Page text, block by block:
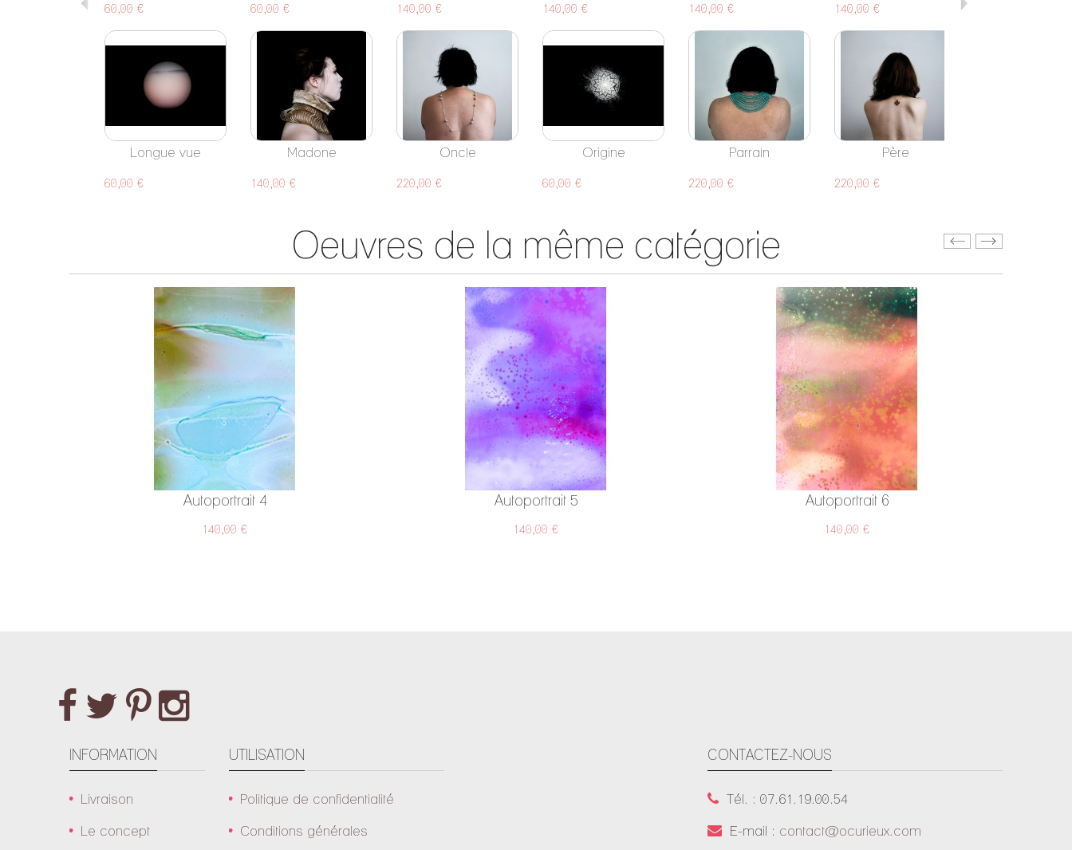
60,00 € 60,00 € 140,00 € 140,00 € 140,00 € 140,00 €
Longue vue
60,00 €
Madone
140,00 €
Oncle
220,00 €
Origine
60,00 €
Parrain
220,00 €
Père
220,00 €
Oeuvres de la même catégorie
Autoportrait 4
140,00 €
Autoportrait 5
140,00 €
Autoportrait 6
140,00 €
CONTACTEZ-NOUS
Tél. : 07.61.19.00.54
E-mail : contact@ocurieux.com
INFORMATION
Livraison
Le concept
UTILISATION
Politique de confidentialité
Conditions générales